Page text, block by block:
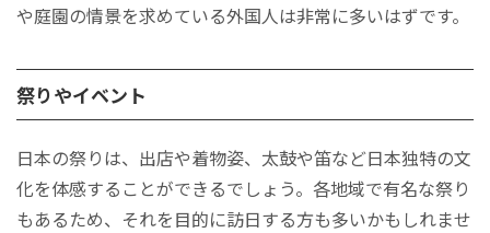
や庭園の情景を求めている外国人は非常に多いはずです。
祭りやイベント
日本の祭りは、出店や着物姿、太鼓や笛など日本独特の文
化を体感することができるでしょう。各地域で有名な祭り
もあるため、それを目的に訪日する方も多いかもしれませ